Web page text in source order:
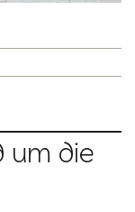
um die